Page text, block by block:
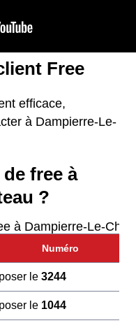
Free
efficace,
à Dampierre-Le-
free à
?
à Dampierre-Le-
Numéro
le 3244
le 1044